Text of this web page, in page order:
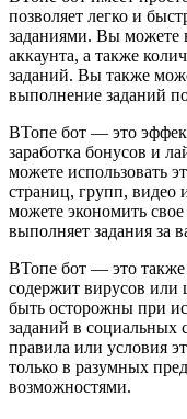
позволяет легко и
заданиями. Вы можете
аккаунта, а также
заданий. Вы также
выполнение заданий
ВТопе бот — это
заработка бонусов и
можете использовать
страниц, групп, видео
можете экономить
выполняет задания за
ВТопе бот — это также
содержит вирусов
быть осторожны при
заданий в социальных
правила или условия
только в разумных
возможностями.